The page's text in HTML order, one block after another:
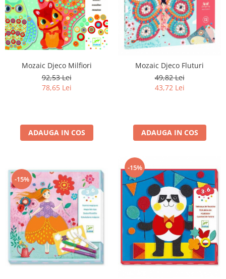
Mozaic Djeco Milfiori
92,53 Lei
78,65 Lei
ADAUGA IN COS
Mozaic Djeco Fluturi
49,82 Lei
43,72 Lei
ADAUGA IN COS
-15%
-15%